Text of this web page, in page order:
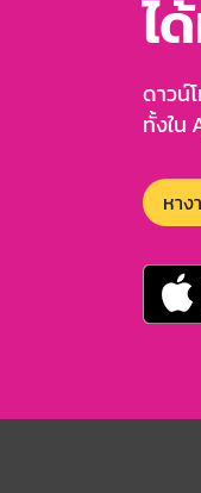
ไ
ดาวน์
ทั้งใน
หาง